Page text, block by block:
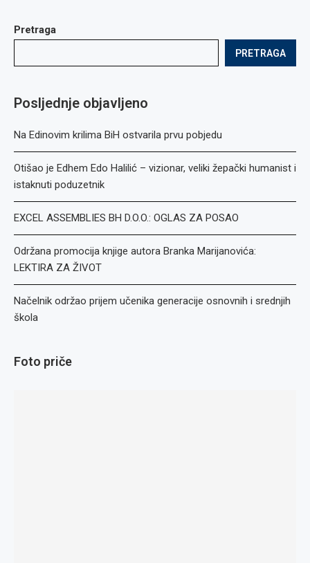
Pretraga
PRETRAGA
Posljednje objavljeno
Na Edinovim krilima BiH ostvarila prvu pobjedu
Otišao je Edhem Edo Halilić – vizionar, veliki žepački humanist i
istaknuti poduzetnik
EXCEL ASSEMBLIES BH D.O.O.: OGLAS ZA POSAO
Održana promocija knjige autora Branka Marijanovića:
LEKTIRA ZA ŽIVOT
Načelnik održao prijem učenika generacije osnovnih i srednjih
škola
Foto priče